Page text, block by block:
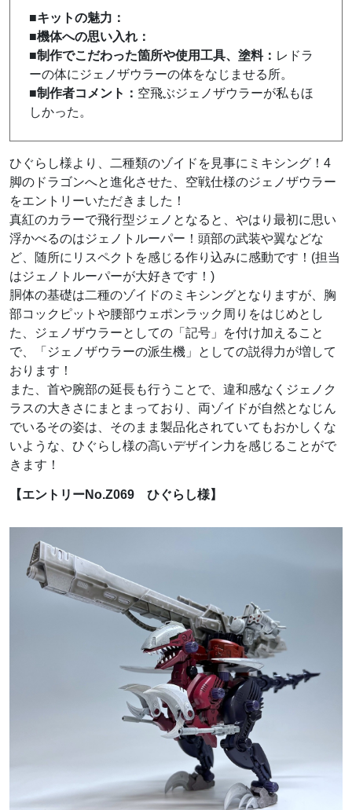
■キットの魅力：
■機体への思い入れ：
■制作でこだわった箇所や使用工具、塗料： レドラ
ーの体にジェノザウラーの体をなじませる所。
■制作者コメント： 空飛ぶジェノザウラーが私もほ
しかった。
ひぐらし様より、二種類のゾイドを見事にミキシング！4
脚のドラゴンへと進化させた、空戦仕様のジェノザウラー
をエントリーいただきました！
真紅のカラーで飛行型ジェノとなると、やはり最初に思い
浮かべるのはジェノトルーパー！頭部の武装や翼などな
ど、随所にリスペクトを感じる作り込みに感動です！(担当
はジェノトルーパーが大好きです！)
胴体の基礎は二種のゾイドのミキシングとなりますが、胸
部コックピットや腰部ウェポンラック周りをはじめとし
た、ジェノザウラーとしての「記号」を付け加えること
で、「ジェノザウラーの派生機」としての説得力が増して
おります！
また、首や腕部の延長も行うことで、違和感なくジェノク
ラスの大きさにまとまっており、両ゾイドが自然となじん
でいるその姿は、そのまま製品化されていてもおかしくな
いような、ひぐらし様の高いデザイン力を感じることがで
きます！
【エントリーNo.Z069 ひぐらし様】